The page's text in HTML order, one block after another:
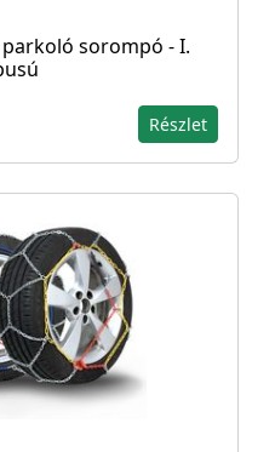
parkoló sorompó - I.
Részlet